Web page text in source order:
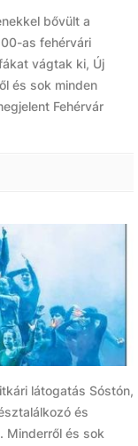
bővült a
as fehérvári
vágtak ki, Új
és sok minden
Fehérvár
látogatás Sóstón,
és
Minderről és sok